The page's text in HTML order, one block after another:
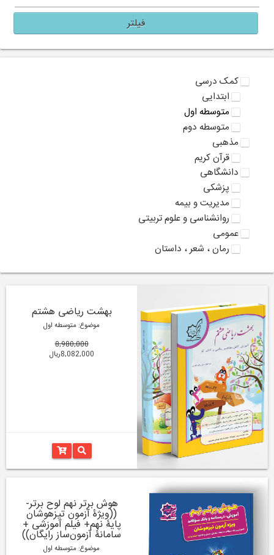
فیلتر
کمک درسی
ابتدایی
متوسطه اول
متوسطه دوم
مذهبی
قرآن کریم
دانشگاهی
پزشکی
مدیریت و بیمه
روانشناسی و علوم تربیتی
عمومی
رمان ، شعر ، داستان
بهشت ریاضی هشتم
موضوع: متوسطه اول
8,980,000
8,082,000ریال
هوش برتر نهم لوح برتر-
((ویژۀ آزمون تیزهوشان
پایۀ نهم+ فیلم آموزشی +
سامانۀ آزمون‌ساز رایگان))
موضوع: متوسطه اول